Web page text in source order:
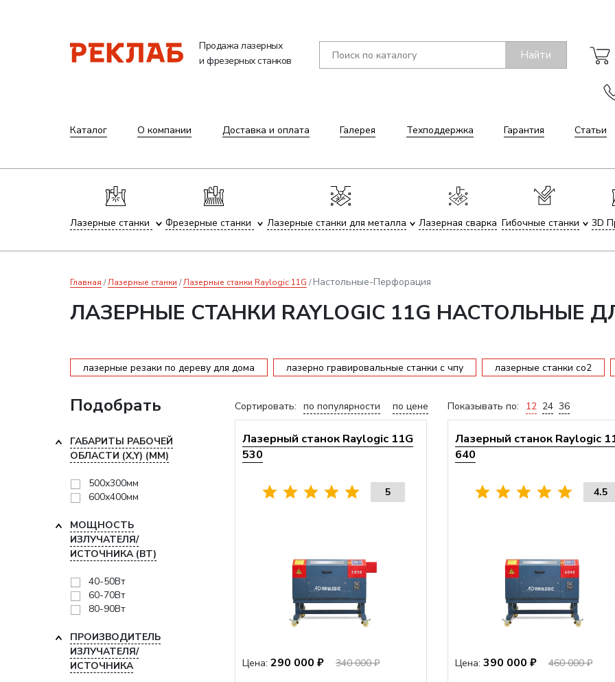
Продажа лазерных
и фрезерных станков
Найти
Каталог О компании Доставка и оплата Галерея Техподдержка Гарантия Статьи
Лазерные станки Фрезерные станки Лазерные станки для металла Лазерная сварка Гибочные станки 3D
Главная Лазерные станки Лазерные станки Raylogic 11G Настольные-Перфорация
ЛАЗЕРНЫЕ СТАНКИ RAYLOGIC 11G НАСТОЛЬНЫЕ
лазерные резаки по дереву для дома лазерно гравировальные станки с чпу лазерные станки со2
Сортировать: по популярности по цене Показывать по: 12 24 36
Лазерный станок Raylogic 11G
530
5
Цена: 290 000 ₽
340 000 ₽
Лазерный станок Raylogic
640
4.5
Цена: 390 000 ₽
460 000 ₽
Подобрать
ГАБАРИТЫ РАБОЧЕЙ
ОБЛАСТИ (X,Y) (ММ)
500x300мм
600x400мм
МОЩНОСТЬ
ИЗЛУЧАТЕЛЯ/
ИСТОЧНИКА (ВТ)
40-50Вт
60-70Вт
80-90Вт
ПРОИЗВОДИТЕЛЬ
ИЗЛУЧАТЕЛЯ/
ИСТОЧНИКА